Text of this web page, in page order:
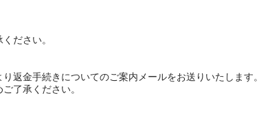
ださい。
返金手続きについてのご案内メールをお送りいたします
了承ください。